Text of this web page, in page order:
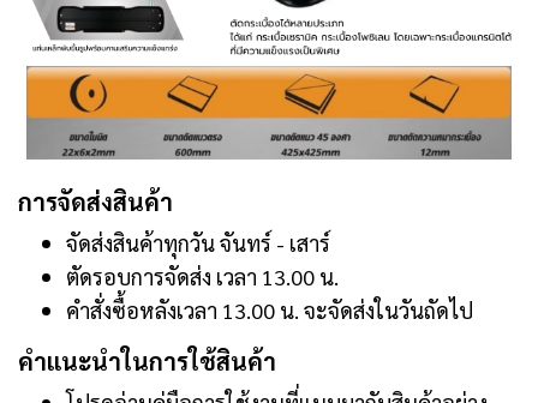
การจัดส่งสินค้า
จัดส่งสินค้าทุกวัน จันทร์ - เสาร์
ตัดรอบการจัดส่ง เวลา 13.00 น.
คำสั่งซื้อหลังเวลา 13.00 น. จะจัดส่งในวันถัดไป
คำแนะนำในการใช้สินค้า